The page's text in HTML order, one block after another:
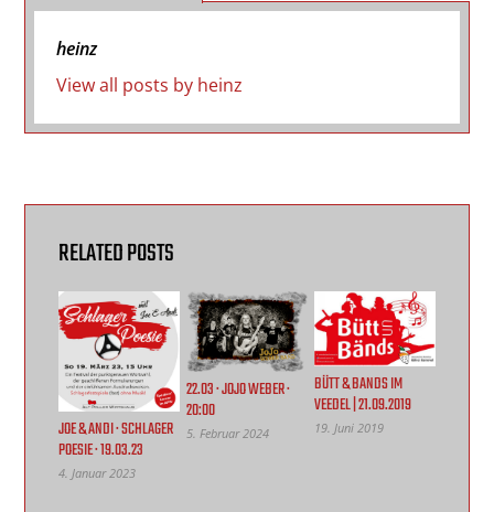
heinz
View all posts by heinz
RELATED POSTS
JOE & ANDI · SCHLAGER
POESIE · 19.03.23
4. Januar 2023
22.03 · JOJO WEBER ·
20:00
5. Februar 2024
BÜTT & BANDS IM
VEEDEL | 21.09.2019
19. Juni 2019